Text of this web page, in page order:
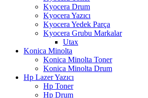
Kyocera Drum
Kyocera Yazıcı
Kyocera Yedek Parça
Kyocera Grubu Markalar
Utax
Konica Minolta
Konica Minolta Toner
Konica Minolta Drum
Hp Lazer Yazıcı
Hp Toner
Hp Drum